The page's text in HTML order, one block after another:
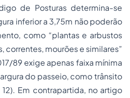
de Posturas determina-se
inferior a 3,75m não poderão
como “plantas e arbustos
correntes, mourões e similares”
89 exige apenas faixa mínima
do passeio, como trânsito
Em contrapartida, no artigo